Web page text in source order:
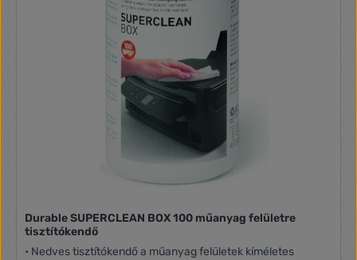
Durable SUPERCLEAN BOX 100 műanyag felületre
tisztítókendő
• Nedves tisztítókendő a műanyag felületek kíméletes